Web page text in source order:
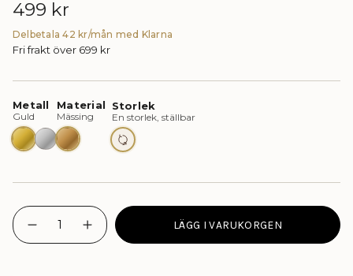
Ordinarie
pris
499 kr
Delbetala 42 kr/mån med Klarna
Fri frakt över 699 kr
GuldSilverMässing - Ej vattentåligt smycke En storlek, ställbar
{"in_cart_html"=>"
<span
class=\"quantity-
I18n
Error:
Öka
antalet
LÄGG I VARUKORGEN